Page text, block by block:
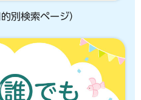
別検索ページ）